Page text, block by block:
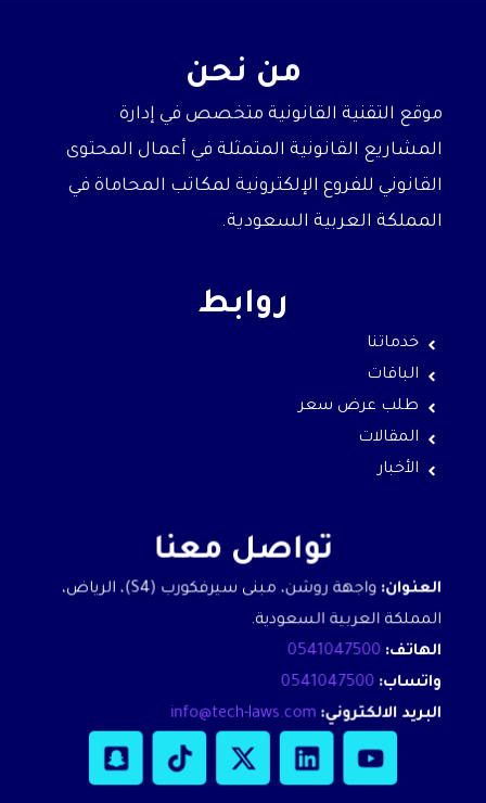
من نحن
موقع التقنية القانونية متخصص في إدارة
المشاريع القانونية المتمثلة في أعمال المحتوى
القانوني للفروع الإلكترونية لمكاتب المحاماة في
المملكة العربية السعودية.
روابط
خدماتنا
الباقات
طلب عرض سعر
المقالات
الأخبار
تواصل معنا
العنوان:
واجهة روشن، مبنى سيرفكورب (S4)، الرياض،
المملكة العربية السعودية.
الهاتف: 0541047500
واتساب: 0541047500
البريد الالكتروني: info@tech-laws.com
L
X
T
S